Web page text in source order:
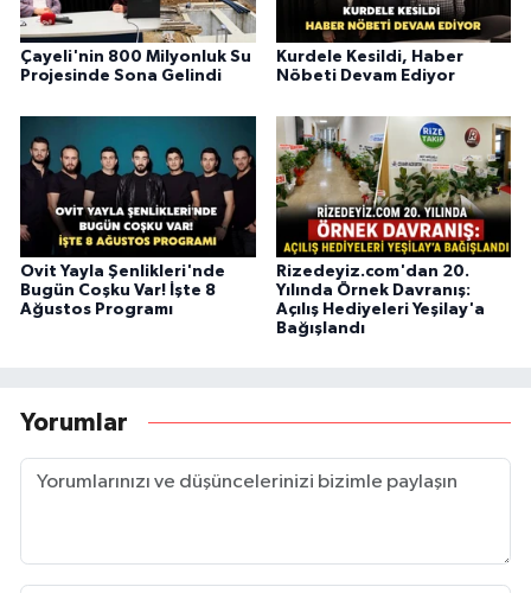
Çayeli'nin 800 Milyonluk Su
Projesinde Sona Gelindi
Kurdele Kesildi, Haber
Nöbeti Devam Ediyor
Ovit Yayla Şenlikleri'nde
Bugün Coşku Var! İşte 8
Ağustos Programı
Rizedeyiz.com'dan 20.
Yılında Örnek Davranış:
Açılış Hediyeleri Yeşilay'a
Bağışlandı
Yorumlar